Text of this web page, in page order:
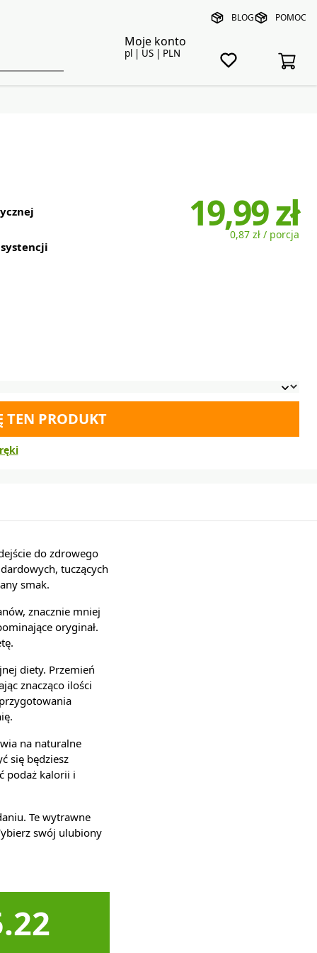
BLOG POMOC
Moje konto
pl | US | PLN
19,99 zł
0,87 zł / porcja
TEN PRODUKT
do zdrowego
tuczących
smak.
znacznie mniej
oryginał.
diety. Przemień
znacząco ilości
na naturalne
się będziesz
podaż kalorii i
Te wytrawne
swój ulubiony